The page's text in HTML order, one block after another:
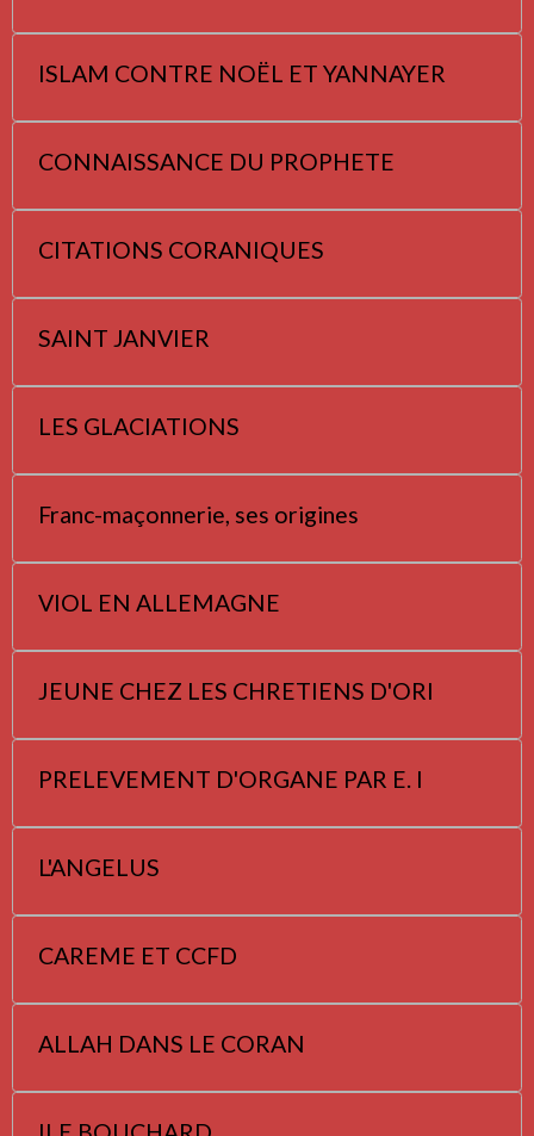
ISLAM CONTRE NOËL ET YANNAYER
CONNAISSANCE DU PROPHETE
CITATIONS CORANIQUES
SAINT JANVIER
LES GLACIATIONS
Franc-maçonnerie, ses origines
VIOL EN ALLEMAGNE
JEUNE CHEZ LES CHRETIENS D'ORI
PRELEVEMENT D'ORGANE PAR E. I
L'ANGELUS
CAREME ET CCFD
ALLAH DANS LE CORAN